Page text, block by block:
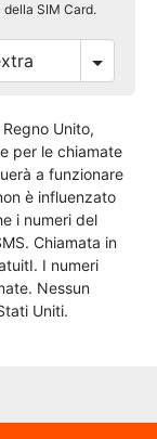
SIM Card.
Unito,
per le chiamate
a funzionare
è influenzato
i numeri del
Chiamata in
I numeri
Nessun
Uniti.